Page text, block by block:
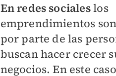
En redes socialeslos
emprendimientos
por parte de las
buscan hacer crecer
negocios. En este